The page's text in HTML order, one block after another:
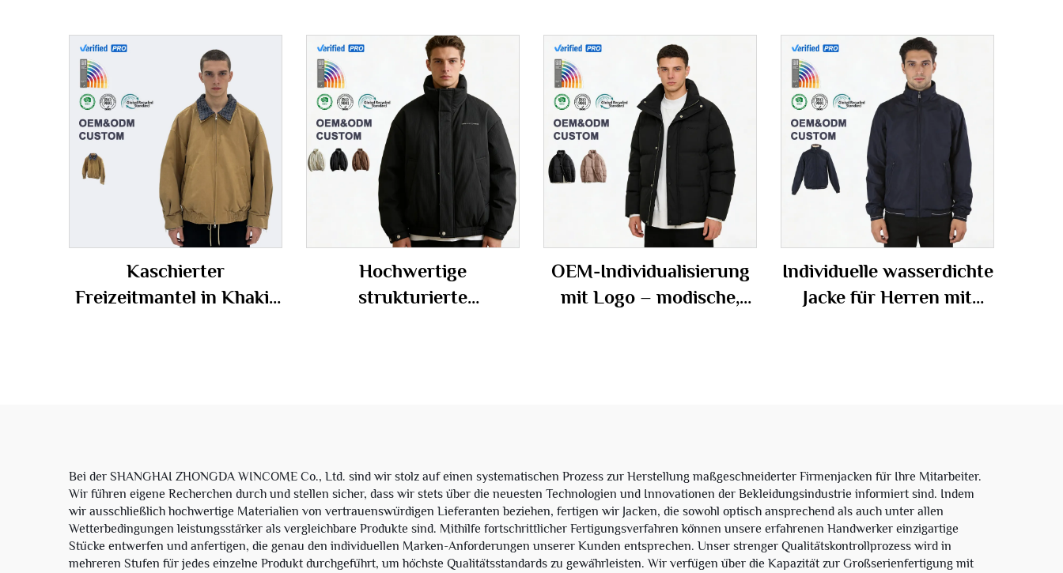
Kaschierter
Freizeitmantel in Khaki-
Hochwertige
strukturierte
OEM-Individualisierung
mit Logo – modische,
Individuelle wasserdichte
Jacke für Herren mit
Bei der SHANGHAI ZHONGDA WINCOME Co., Ltd. sind wir stolz auf einen systematischen Prozess zur Herstellung maßgeschneiderter Firmenjacken für Ihre Mitarbeiter.
Wir führen eigene Recherchen durch und stellen sicher, dass wir stets über die neuesten Technologien und Innovationen der Bekleidungsindustrie informiert sind. Indem
wir ausschließlich hochwertige Materialien von vertrauenswürdigen Lieferanten beziehen, fertigen wir Jacken, die sowohl optisch ansprechend als auch unter allen
Wetterbedingungen leistungsstärker als vergleichbare Produkte sind. Mithilfe fortschrittlicher Fertigungsverfahren können unsere erfahrenen Handwerker einzigartige
Stücke entwerfen und anfertigen, die genau den individuellen Marken-Anforderungen unserer Kunden entsprechen. Unser strenger Qualitätskontrollprozess wird in
mehreren Stufen für jedes einzelne Produkt durchgeführt, um höchste Qualitätsstandards zu gewährleisten. Wir verfügen über die Kapazität zur Großserienfertigung mit